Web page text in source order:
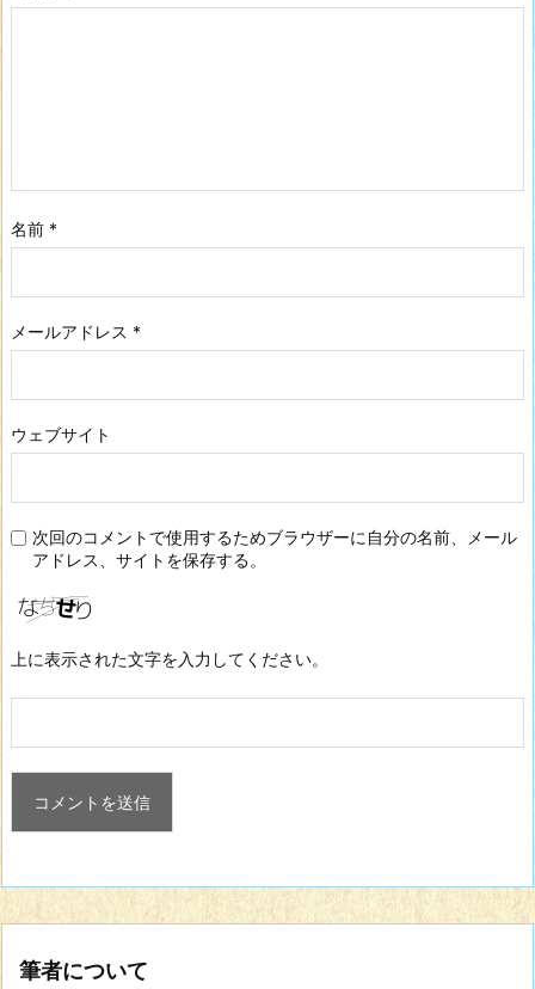
名前 *
メールアドレス *
ウェブサイト
次回のコメントで使用するためブラウザーに自分の名前、メール
アドレス、サイトを保存する。
上に表示された文字を入力してください。
筆者について